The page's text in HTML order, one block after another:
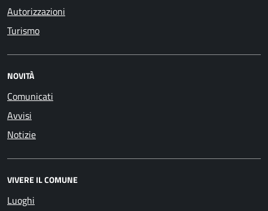
Autorizzazioni
Turismo
NOVITÀ
Comunicati
Avvisi
Notizie
VIVERE IL COMUNE
Luoghi